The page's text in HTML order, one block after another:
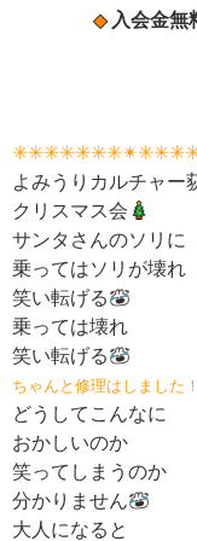
入会金無
✳✳✳✳✳✳✳✴
よみうりカルチャー
クリスマス会
サンタさんのソリに
乗ってはソリが壊れ
笑い転げる
乗っては壊れ
笑い転げる
ちゃんと修理はしました！
どうしてこんなに
おかしいのか
笑ってしまうのか
分かりません
大人になると